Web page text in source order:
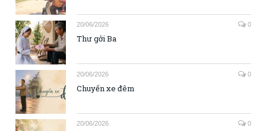
20/06/2026 0
Thư gởi Ba
20/06/2026 0
Chuyến xe đêm
20/06/2026 0